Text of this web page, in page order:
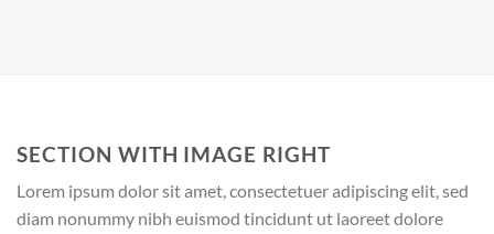
SECTION WITH IMAGE RIGHT
Lorem ipsum dolor sit amet, consectetuer adipiscing elit, sed
diam nonummy nibh euismod tincidunt ut laoreet dolore